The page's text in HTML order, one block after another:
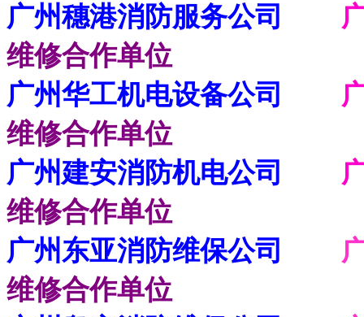
广州穗港消防服务公司
维修合作单位
广州华工机电设备公司
维修合作单位
广州建安消防机电公司
广
维修合作单位
广州东亚消防维保公司
广
维修合作单位